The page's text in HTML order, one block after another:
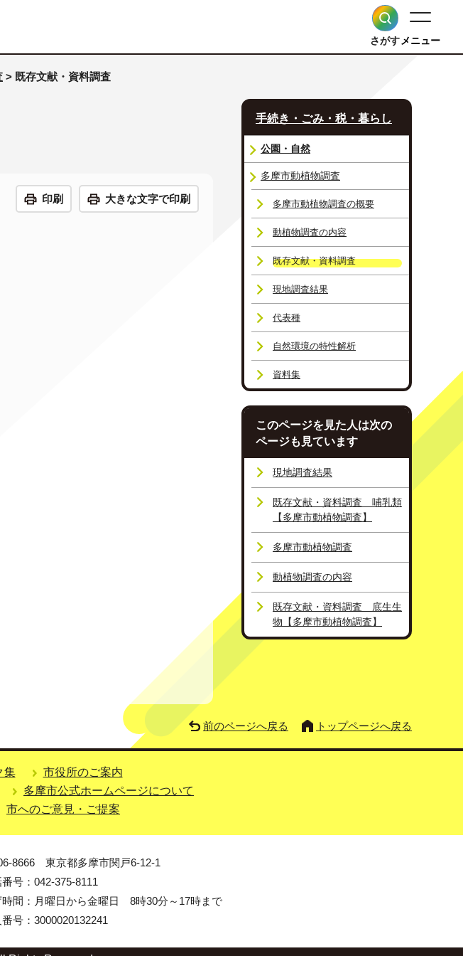
さがすメニュー
> 既存文献・資料調査
印刷 大きな文字で印刷
手続き・ごみ・税・暮らし
公園・自然
多摩市動植物調査
多摩市動植物調査の概要
動植物調査の内容
既存文献・資料調査
現地調査結果
代表種
自然環境の特性解析
資料集
このページを見た人は次の
ページも見ています
現地調査結果
既存文献・資料調査 哺乳類
【多摩市動植物調査】
多摩市動植物調査
動植物調査の内容
既存文献・資料調査 底生生
物【多摩市動植物調査】
前のページへ戻る トップページへ戻る
集
市役所のご案内
多摩市公式ホームページについて
市へのご意見・ご提案
8666 東京都多摩市関戸6-12-1
号：042-375-8111
時間：月曜日から金曜日 8時30分～17時まで
号：3000020132241